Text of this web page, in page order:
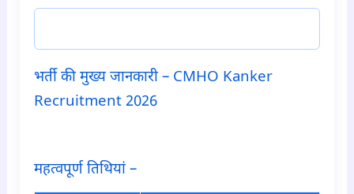
भर्ती की मुख्य जानकारी – CMHO Kanker
Recruitment 2026
महत्वपूर्ण तिथियां –